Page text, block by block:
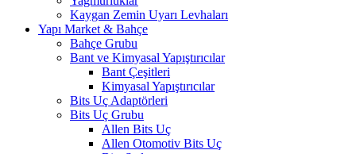
Kaygan Zemin Uyarı Levhaları
Yapı Market & Bahçe
Bahçe Grubu
Bant ve Kimyasal Yapıştırıcılar
Bant Çeşitleri
Kimyasal Yapıştırıcılar
Bits Uç Adaptörleri
Bits Uç Grubu
Allen Bits Uç
Allen Otomotiv Bits Uç